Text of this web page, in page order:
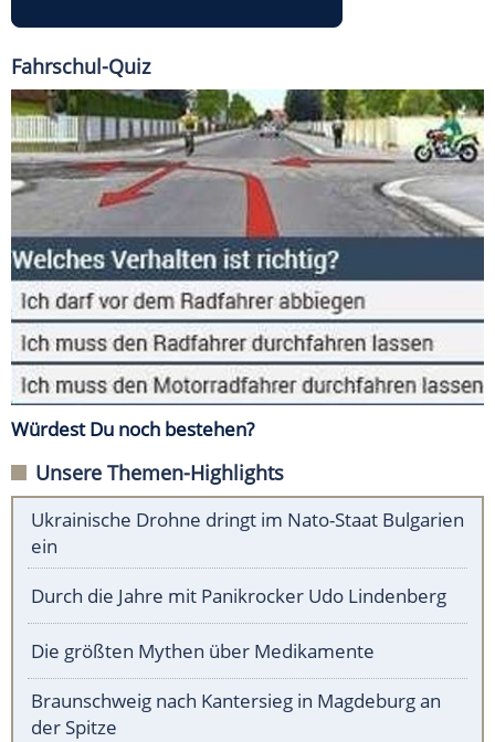
Fahrschul-Quiz
Würdest Du noch bestehen?
Unsere Themen-Highlights
Ukrainische Drohne dringt im Nato-Staat Bulgarien
ein
Durch die Jahre mit Panikrocker Udo Lindenberg
Die größten Mythen über Medikamente
Braunschweig nach Kantersieg in Magdeburg an
der Spitze